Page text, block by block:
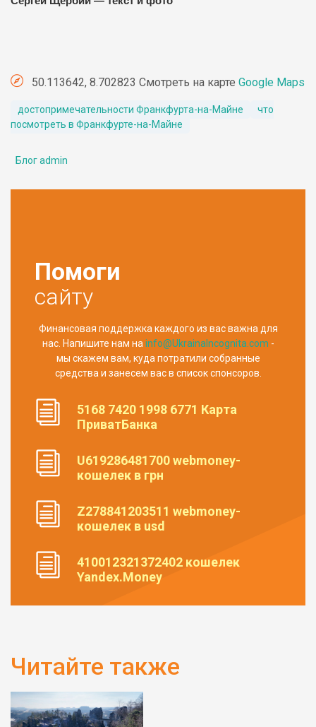
50.113642, 8.702823 Смотреть на карте Google Maps
достопримечательности Франкфурта-на-Майне
что
посмотреть в Франкфурте-на-Майне
Блог admin
Помоги
сайту
Финансовая поддержка каждого из вас важна для
нас. Напишите нам на info@UkrainaIncognita.com -
мы скажем вам, куда потратили собранные
средства и занесем вас в список спонсоров.
5168 7420 1998 6771 Карта
ПриватБанка
U619286481700 webmoney-
кошелек в грн
Z278841203511 webmoney-
кошелек в usd
410012321372402 кошелек
Yandex.Money
Читайте также